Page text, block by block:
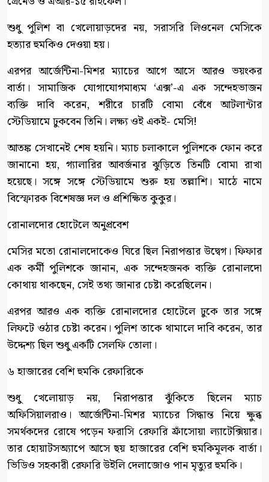
শুধু পুলিশ বা খেলোয়াড়দের নয়, সরাসরি লিওনেল মেসিকে
হত্যার হুমকিও দেওয়া হয়।
এরপর আর্জেন্টিনা-মিশর ম্যাচের আগে আসে আরও ভয়ংকর
বার্তা। সামাজিক যোগাযোগমাধ্যম ‘এক্স’-এ এক সন্দেহভাজন
ব্যক্তি দাবি করেন, শরীরে চারটি বোমা বেঁধে আটলান্টার
স্টেডিয়ামে ঢুকবেন তিনি। লক্ষ্য ওই একই- মেসি!
আতঙ্ক সেখানেই শেষ হয়নি। ম্যাচ চলাকালে পুলিশকে ফোন করে
জানানো হয়, গ্যালারির আবর্জনার ঝুড়িতে তিনটি বোমা রাখা
হয়েছে। সঙ্গে সঙ্গে স্টেডিয়ামে শুরু হয় তল্লাশি। মাঠে নামে
বিস্ফোরক বিশেষজ্ঞ দল ও প্রশিক্ষিত কুকুর।
রোনালদোর হোটেলে অনুপ্রবেশ
মেসির মতো রোনালদোকেও ঘিরে ছিল নিরাপত্তার উদ্বেগ। ফিফার
এক কর্মী পুলিশকে জানান, এক সন্দেহজনক ব্যক্তি রোনালদো
কোথায় থাকছেন, সেই তথ্য জানার চেষ্টা করেছিলেন।
এরপর আরও এক ব্যক্তি রোনালদোর হোটেলে ঢুকে তার সঙ্গে
লিফটে ওঠার চেষ্টা করেন। পুলিশ তাকে থামালে দাবি করেন, তার
উদ্দেশ্য ছিল শুধু একটি সেলফি তোলা।
৬ হাজারের বেশি হুমকি রেফারিকে
শুধু খেলোয়াড় নয়, নিরাপত্তার ঝুঁকিতে ছিলেন ম্যাচ
অফিসিয়ালরাও। আর্জেন্টিনা-মিশর ম্যাচের সিদ্ধান্ত নিয়ে ক্ষুব্ধ
সমর্থকদের রোষে পড়েন ফরাসি রেফারি ফ্রাঁসোয়া ল্যাটেক্সিয়ার।
তার হোয়াটসঅ্যাপে আসে ছয় হাজারের বেশি হুমকিমূলক বার্তা।
ভিডিও সহকারী রেফারি উইলি দেলাজোও পান মৃত্যুর হুমকি।